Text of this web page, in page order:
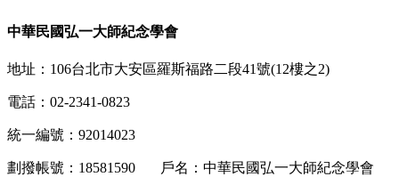
中華民國弘一大師紀念學會
地址：106台北市大安區羅斯福路二段41號(12樓之2)
電話：02-2341-0823
統一編號：92014023
劃撥帳號：18581590 戶名：中華民國弘一大師紀念學會